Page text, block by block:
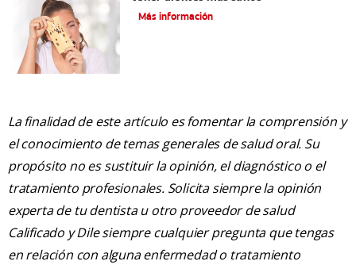
Más información
La finalidad de este artículo es fomentar la comprensión y
el conocimiento de temas generales de salud oral. Su
propósito no es sustituir la opinión, el diagnóstico o el
tratamiento profesionales. Solicita siempre la opinión
experta de tu dentista u otro proveedor de salud
Calificado y Dile siempre cualquier pregunta que tengas
en relación con alguna enfermedad o tratamiento